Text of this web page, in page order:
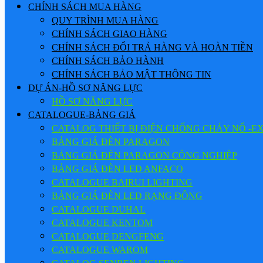
CHÍNH SÁCH MUA HÀNG
QUY TRÌNH MUA HÀNG
CHÍNH SÁCH GIAO HÀNG
CHÍNH SÁCH ĐỔI TRẢ HÀNG VÀ HOÀN TIỀN
CHÍNH SÁCH BẢO HÀNH
CHÍNH SÁCH BẢO MẬT THÔNG TIN
DỰ ÁN-HỒ SƠ NĂNG LỰC
HỒ SƠ NĂNG LỰC
CATALOGUE-BẢNG GIÁ
CATALOG THIẾT BỊ ĐIỆN CHỐNG CHÁY NỔ -
BẢNG GIÁ ĐÈN PARAGON
BẢNG GIÁ ĐÈN PARAGON CÔNG NGHIỆP
BẢNG GIÁ ĐÈN LED ANFACO
CATALOGUE BAIRUI LIGHTING
BẢNG GIÁ ĐÈN LED RẠNG ĐÔNG
CATALOGUE DUHAL
CATALOGUE KENTOM
CATALOGUE DENGFENG
CATALOGUE WAROM